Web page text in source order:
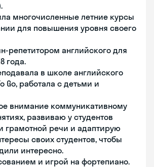
многочисленные летние курсы
для повышения уровня своего
репетитором английского для
года.
в школе английского
Go, работала с детьми и
внимание коммуникативному
развиваю у студентов
грамотной речи и адаптирую
своих студентов, чтобы
интересно.
и игрой на фортепиано.